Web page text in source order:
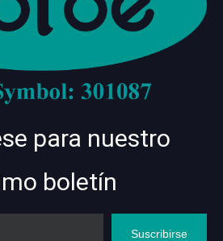
para nuestro
boletín
Suscribirse